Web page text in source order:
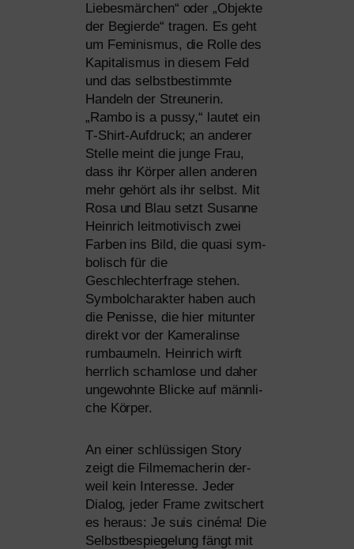
Liebesmärchen“ oder „Objekte
der Begierde“ tra­gen. Es geht
um Feminismus, die Rolle des
Kapitalismus in die­sem Feld
und das selbst­be­stimm­te
Handeln der Streunerin.
„Rambo is a pus­sy,“ lau­tet ein
T‑Shirt-Aufdruck; an ande­rer
Stelle meint die jun­ge Frau,
dass ihr Körper allen ande­ren
mehr gehört als ihr selbst. Mit
Rosa und Blau setzt Susanne
Heinrich leit­mo­ti­visch zwei
Farben ins Bild, die qua­si sym­
bo­lisch für die
Geschlechterfrage ste­hen.
Symbolcharakter haben auch
die Penisse, die hier mit­un­ter
direkt vor der Kameralinse
rum­bau­meln. Heinrich wirft
herr­lich scham­lo­se und daher
unge­wohn­te Blicke auf männ­li­
che Körper.
An einer schlüs­si­gen Story
zeigt die Filmemacherin der­
weil kein Interesse. Jeder
Dialog, jeder Frame zwit­schert
es her­aus: Je suis ciné­ma! Die
Selbstbespiegelung fängt mit